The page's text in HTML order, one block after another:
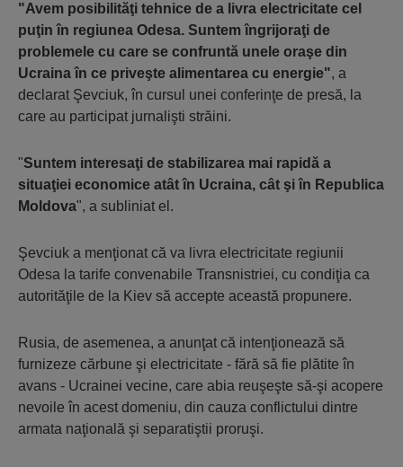
"Avem posibilităţi tehnice de a livra electricitate cel
puţin în regiunea Odesa. Suntem îngrijoraţi de
problemele cu care se confruntă unele oraşe din
Ucraina în ce priveşte alimentarea cu energie", a
declarat Şevciuk, în cursul unei conferinţe de presă, la
care au participat jurnalişti străini.
"Suntem interesaţi de stabilizarea mai rapidă a
situaţiei economice atât în Ucraina, cât şi în Republica
Moldova", a subliniat el.
Şevciuk a menţionat că va livra electricitate regiunii
Odesa la tarife convenabile Transnistriei, cu condiţia ca
autorităţile de la Kiev să accepte această propunere.
Rusia, de asemenea, a anunţat că intenţionează să
furnizeze cărbune şi electricitate - fără să fie plătite în
avans - Ucrainei vecine, care abia reuşeşte să-şi acopere
nevoile în acest domeniu, din cauza conflictului dintre
armata naţională şi separatiştii proruşi.